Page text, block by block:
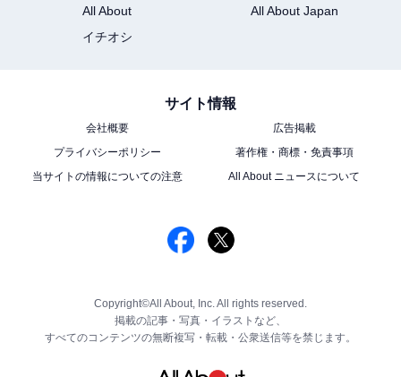
All About
All About Japan
イチオシ
サイト情報
会社概要
広告掲載
プライバシーポリシー
著作権・商標・免責事項
当サイトの情報についての注意
All About ニュースについて
Copyright©All About, Inc. All rights reserved.
掲載の記事・写真・イラストなど、
すべてのコンテンツの無断複写・転載・公衆送信等を禁じます。